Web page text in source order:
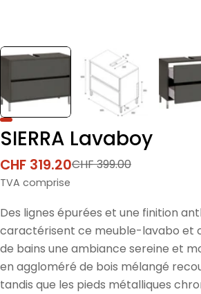
SIERRA Lavaboy
Prix
de
CHF 319.20
Prix
normal
CHF 399.00
TVA comprise
Des lignes épurées et une finition
caractérisent ce meuble-lavabo et
de bains une ambiance sereine et
en aggloméré de bois mélangé
tandis que les pieds métalliques